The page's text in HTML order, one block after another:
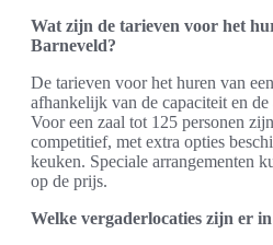
Wat zijn de tarieven voor het
Barneveld?
De tarieven voor het huren van
afhankelijk van de capaciteit en
Voor een zaal tot 125 personen
competitief, met extra opties
keuken. Speciale arrangementen
op de prijs.
Welke vergaderlocaties zijn er